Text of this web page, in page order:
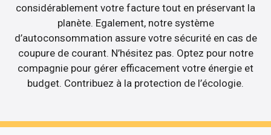
considérablement votre facture tout en préservant la
planète. Egalement, notre système
d’autoconsommation assure votre sécurité en cas de
coupure de courant. N’hésitez pas. Optez pour notre
compagnie pour gérer efficacement votre énergie et
budget. Contribuez à la protection de l’écologie.